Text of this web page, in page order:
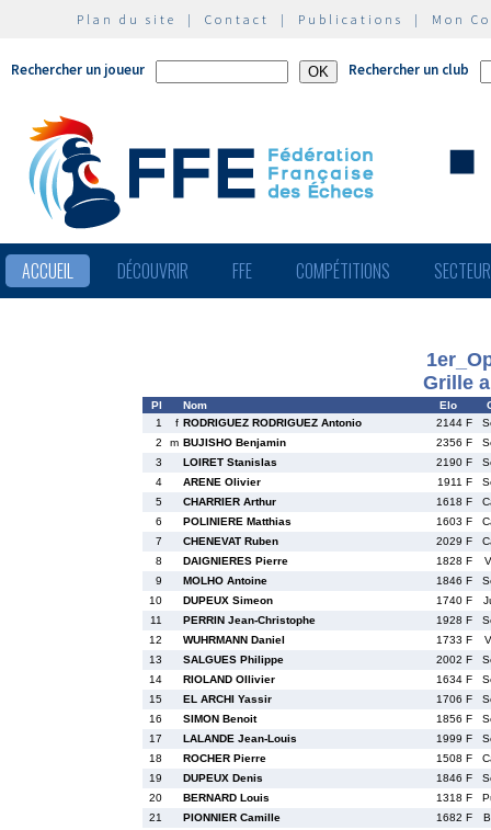
Plan du site | Contact | Publications | Mon
Rechercher un joueur Rechercher un club
ACCUEIL DÉCOUVRIR FFE COMPÉTITIONS
Grille
Pl Nom Elo
1
f RODRIGUEZ RODRIGUEZ Antonio 2144 F
2
m BUJISHO Benjamin 2356 F
3
LOIRET Stanislas 2190 F
4
ARENE Olivier 1911 F
5
CHARRIER Arthur 1618 F
6
POLINIERE Matthias 1603 F
7
CHENEVAT Ruben 2029 F
8
DAIGNIERES Pierre 1828 F
9
MOLHO Antoine 1846 F
10
DUPEUX Simeon 1740 F
11
PERRIN Jean-Christophe 1928 F
12
WUHRMANN Daniel 1733 F
13
SALGUES Philippe 2002 F
14
RIOLAND Ollivier 1634 F
15
EL ARCHI Yassir 1706 F
16
SIMON Benoit 1856 F
17
LALANDE Jean-Louis 1999 F
18
ROCHER Pierre 1508 F
19
DUPEUX Denis 1846 F
20
BERNARD Louis 1318 F
21
PIONNIER Camille 1682 F